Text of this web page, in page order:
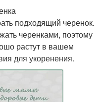
подходящий черенок.
черенками, поэтому
растут в вашем
для укоренения.